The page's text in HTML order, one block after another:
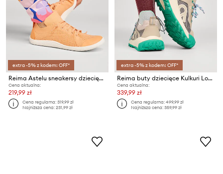
extra -5% z kodem: OFF*
Reima Astelu sneakersy dziecięce
Cena aktualna:
219,99 zł
Cena regularna:319,99 zł
Najniższa cena:231,99 zł
extra -5% z kodem: OFF*
Reima buty dziecięce Kulkuri Low
Cena aktualna:
339,99 zł
Cena regularna:499,99 zł
Najniższa cena:359,99 zł